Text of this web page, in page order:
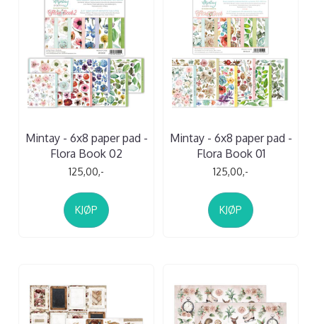
Mintay - 6x8 paper pad -
Flora Book 02
125,00,-
KJØP
Mintay - 6x8 paper pad -
Flora Book 01
125,00,-
KJØP